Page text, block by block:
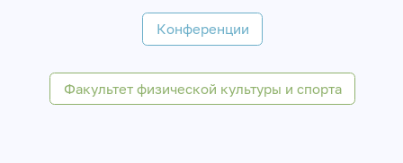
Конференции
Факультет физической культуры и спорта